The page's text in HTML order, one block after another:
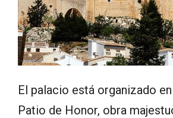
El palacio está organizado
Patio de Honor, obra